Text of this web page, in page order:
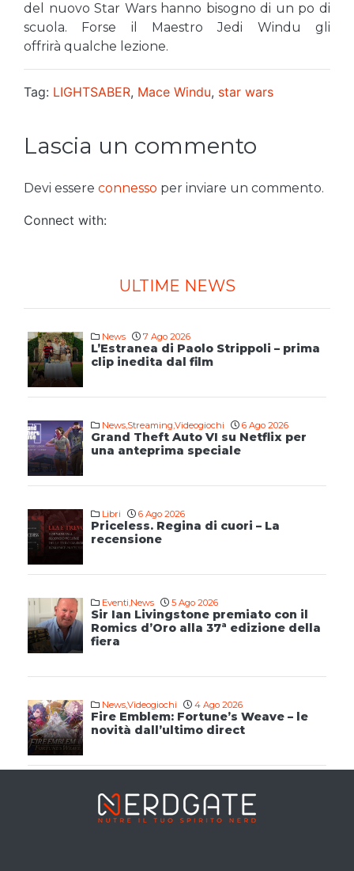
del nuovo Star Wars hanno bisogno di un po di
scuola. Forse il Maestro Jedi Windu gli
offrirà qualche lezione.
Tag: LIGHTSABER, Mace Windu, star wars
Lascia un commento
Devi essere connesso per inviare un commento.
Connect with:
ULTIME NEWS
News 7 Ago 2026
L’Estranea di Paolo Strippoli – prima
clip inedita dal film
News,Streaming,Videogiochi 6 Ago 2026
Grand Theft Auto VI su Netflix per
una anteprima speciale
Libri 6 Ago 2026
Priceless. Regina di cuori – La
recensione
Eventi,News 5 Ago 2026
Sir Ian Livingstone premiato con il
Romics d’Oro alla 37ª edizione della
fiera
News,Videogiochi 4 Ago 2026
Fire Emblem: Fortune’s Weave – le
novità dall’ultimo direct